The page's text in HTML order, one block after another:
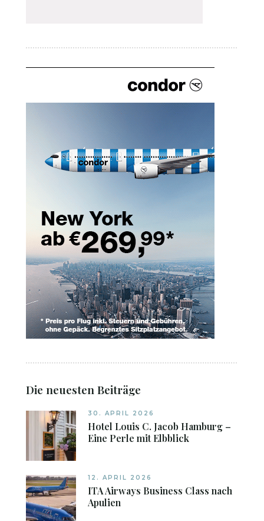
Die neuesten Beiträge
30. APRIL 2026
Hotel Louis C. Jacob Hamburg –
Eine Perle mit Elbblick
12. APRIL 2026
ITA Airways Business Class nach
Apulien